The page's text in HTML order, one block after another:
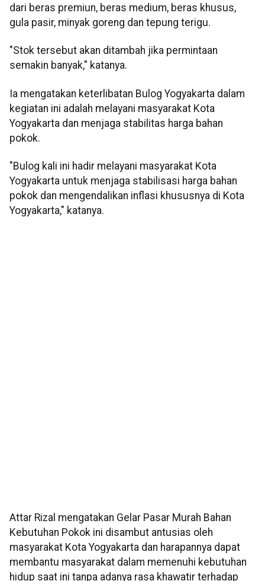
dari beras premiun, beras medium, beras khusus,
gula pasir, minyak goreng dan tepung terigu.
"Stok tersebut akan ditambah jika permintaan
semakin banyak," katanya.
Ia mengatakan keterlibatan Bulog Yogyakarta dalam
kegiatan ini adalah melayani masyarakat Kota
Yogyakarta dan menjaga stabilitas harga bahan
pokok.
"Bulog kali ini hadir melayani masyarakat Kota
Yogyakarta untuk menjaga stabilisasi harga bahan
pokok dan mengendalikan inflasi khususnya di Kota
Yogyakarta," katanya.
Attar Rizal mengatakan Gelar Pasar Murah Bahan
Kebutuhan Pokok ini disambut antusias oleh
masyarakat Kota Yogyakarta dan harapannya dapat
membantu masyarakat dalam memenuhi kebutuhan
hidup saat ini tanpa adanya rasa khawatir terhadap